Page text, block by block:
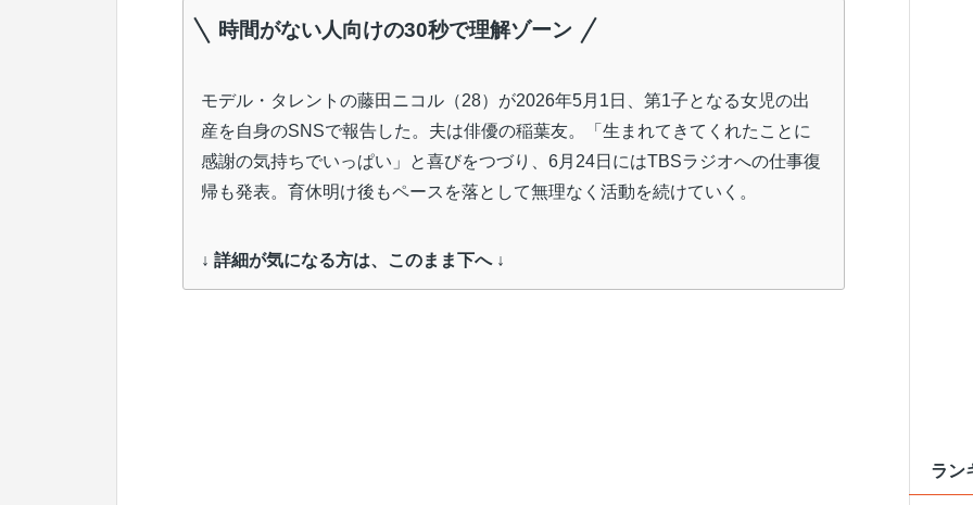
時間がない人向けの30秒で理解ゾーン
モデル・タレントの藤田ニコル（28）が2026年5月1日、第1子となる女児の出
産を自身のSNSで報告した。夫は俳優の稲葉友。「生まれてきてくれたことに
感謝の気持ちでいっぱい」と喜びをつづり、6月24日にはTBSラジオへの仕事復
帰も発表。育休明け後もペースを落として無理なく活動を続けていく。
↓ 詳細が気になる方は、このまま下へ ↓
ラン